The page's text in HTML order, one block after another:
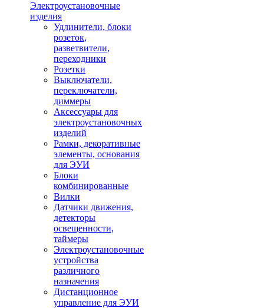
Электроустановочные
изделия
Удлинители, блоки
розеток,
разветвители,
переходники
Розетки
Выключатели,
переключатели,
диммеры
Аксессуары для
электроустановочных
изделий
Рамки, декоративные
элементы, основания
для ЭУИ
Блоки
комбинированные
Вилки
Датчики движения,
детекторы
освещенности,
таймеры
Электроустановочные
устройства
различного
назначения
Дистанционное
управление для ЭУИ